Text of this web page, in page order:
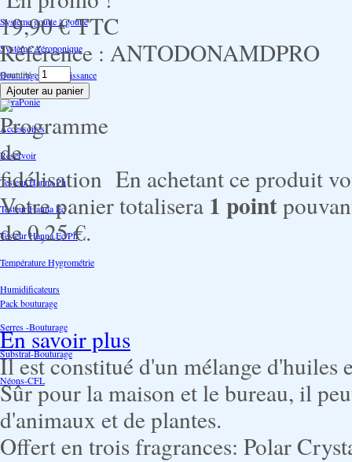
Système goutte à goutte
Système Aéroponique
Bouturage Pre Croissance
TerraPonie
Accessoires
Reservoir
Testeur Hanna Ph
Testeur Hanna Ec
Testeur Hanna Ec/Ph
Température Hygrométrie
Humidificateurs
Pack bouturage
Serres -Bouturage
Substrat-Bouturage
Néons-CFL
19,90 €TTC
Référence : ANTODONAMDPRO
Quantité :
En achetant ce produit
Votre panier totalisera 1 point
de0,25 €.
En savoir plus
Il est constitué d'un mélange d'huiles
Sûr pour la maison et le bureau, il
d'animaux et de plantes.
Offert en trois fragrances: Polar